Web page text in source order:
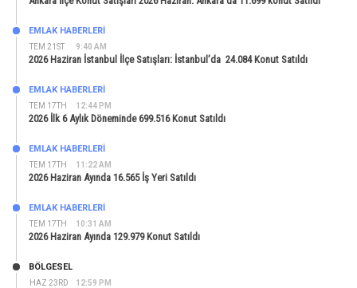
TEM 21ST 9:40 AM
EMLAK HABERLERI
2026 Haziran İstanbul İlçe Satışları: İstanbul’da 24.084 Konut Satıldı
TEM 17TH 12:44 PM
EMLAK HABERLERI
2026 İlk 6 Aylık Döneminde 699.516 Konut Satıldı
TEM 17TH 11:22 AM
EMLAK HABERLERI
2026 Haziran Ayında 16.565 İş Yeri Satıldı
TEM 17TH 10:31 AM
EMLAK HABERLERI
2026 Haziran Ayında 129.979 Konut Satıldı
HAZ 23RD 12:59 PM
BÖLGESEL